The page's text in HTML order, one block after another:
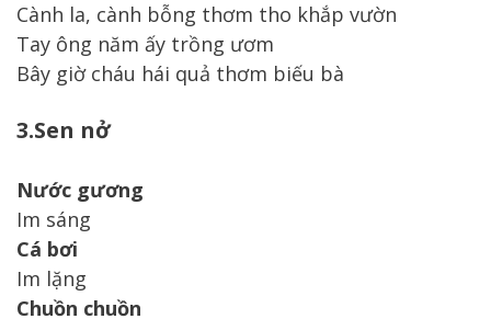
Cành la, cành bỗng thơm tho khắp vườn
Tay ông năm ấy trồng ươm
Bây giờ cháu hái quả thơm biếu bà
3.Sen nở
Nước gương
Im sáng
Cá bơi
Im lặng
Chuồn chuồn